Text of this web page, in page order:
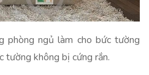
phòng ngủ làm cho bức tường
tường không bị cứng rắn.